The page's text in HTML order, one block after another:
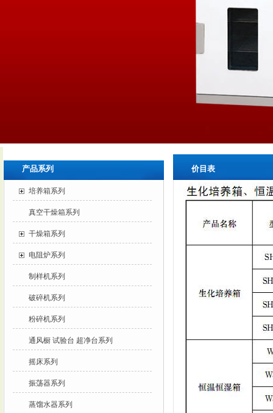
价目表
产品系列
培养箱系列
真空干燥箱系列
干燥箱系列
电阻炉系列
制样机系列
破碎机系列
粉碎机系列
通风橱 试验台 超净台系列
摇床系列
振荡器系列
蒸馏水器系列